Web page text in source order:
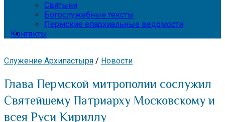
Святыни
Богослужебные тексты
Пермские епархиальные ведомости
Контакты
Служение Архипастыря / Новости
Глава Пермской митрополии сослужил
Святейшему Патриарху Московскому и
всея Руси Кириллу